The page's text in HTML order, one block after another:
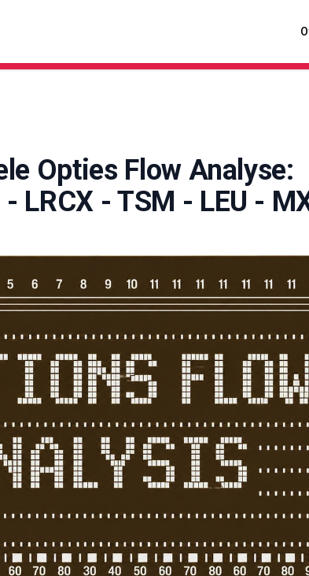
Opties Flow Analyse:
- LRCX - TSM - LEU -